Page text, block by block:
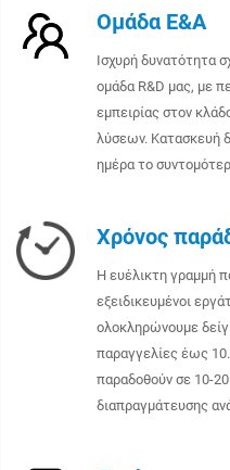
Ομάδα Ε&Α
Ισχυρή δυνατότητα
ομάδα R&D μας, με
εμπειρίας στον
λύσεων. Κατασκευή
ημέρα το
Χρόνος
Η ευέλικτη γραμμή
εξειδικευμένοι
ολοκληρώνουμε
παραγγελίες έως
παραδοθούν σε 10-
διαπραγμάτευσης